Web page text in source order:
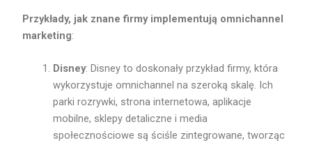
Przykłady, jak znane firmy implementują omnichannel
marketing:
Disney: Disney to doskonały przykład firmy, która
wykorzystuje omnichannel na szeroką skalę. Ich
parki rozrywki, strona internetowa, aplikacje
mobilne, sklepy detaliczne i media
społecznościowe są ściśle zintegrowane, tworząc